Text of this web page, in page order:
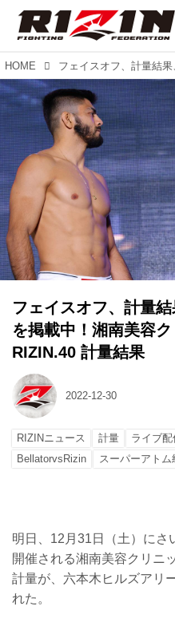
HOME
フェイスオフ、計量
を掲載中！湘南美容
RIZIN.40 計量結果
2022-12-30
RIZINニュース 計量 ライブ配
BellatorvsRizin
スーパーアト
明日、12月31日（土）にさ
開催される湘南美容クリニ
計量が、六本木ヒルズアリ
れた。